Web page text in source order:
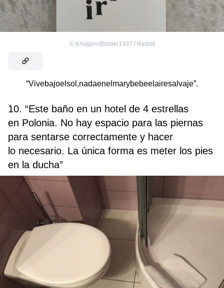
© KnugensBroder1337 / Reddit
“Vivebajoelsol,nadaenelmarybebeelairesalvaje”.
10. “Este baño en un hotel de 4 estrellas
en Polonia. No hay espacio para las piernas
para sentarse correctamente y hacer
lo necesario. La única forma es meter los pies
en la ducha”